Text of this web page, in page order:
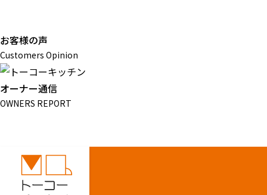
お客様の声
Customers Opinion
オーナー通信
OWNERS REPORT